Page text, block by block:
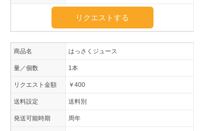
リクエストする
商品名 はっさくジュース
量／個数 1本
リクエスト金額 ￥400
送料設定 送料別
発送可能時期 周年